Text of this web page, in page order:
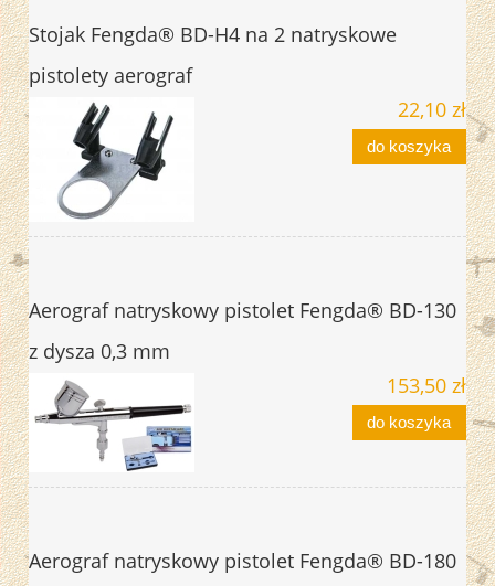
Stojak Fengda® BD-H4 na 2 natryskowe
pistolety aerograf
22,10 zł
do koszyka
Aerograf natryskowy pistolet Fengda® BD-130
z dysza 0,3 mm
153,50 zł
do koszyka
Aerograf natryskowy pistolet Fengda® BD-180